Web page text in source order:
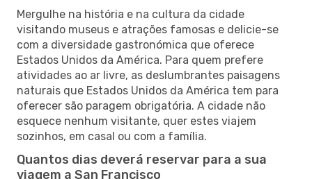
Mergulhe na história e na cultura da cidade
visitando museus e atrações famosas e delicie-se
com a diversidade gastronómica que oferece
Estados Unidos da América. Para quem prefere
atividades ao ar livre, as deslumbrantes paisagens
naturais que Estados Unidos da América tem para
oferecer são paragem obrigatória. A cidade não
esquece nenhum visitante, quer estes viajem
sozinhos, em casal ou com a família.
Quantos dias deverá reservar para a sua
viagem a San Francisco